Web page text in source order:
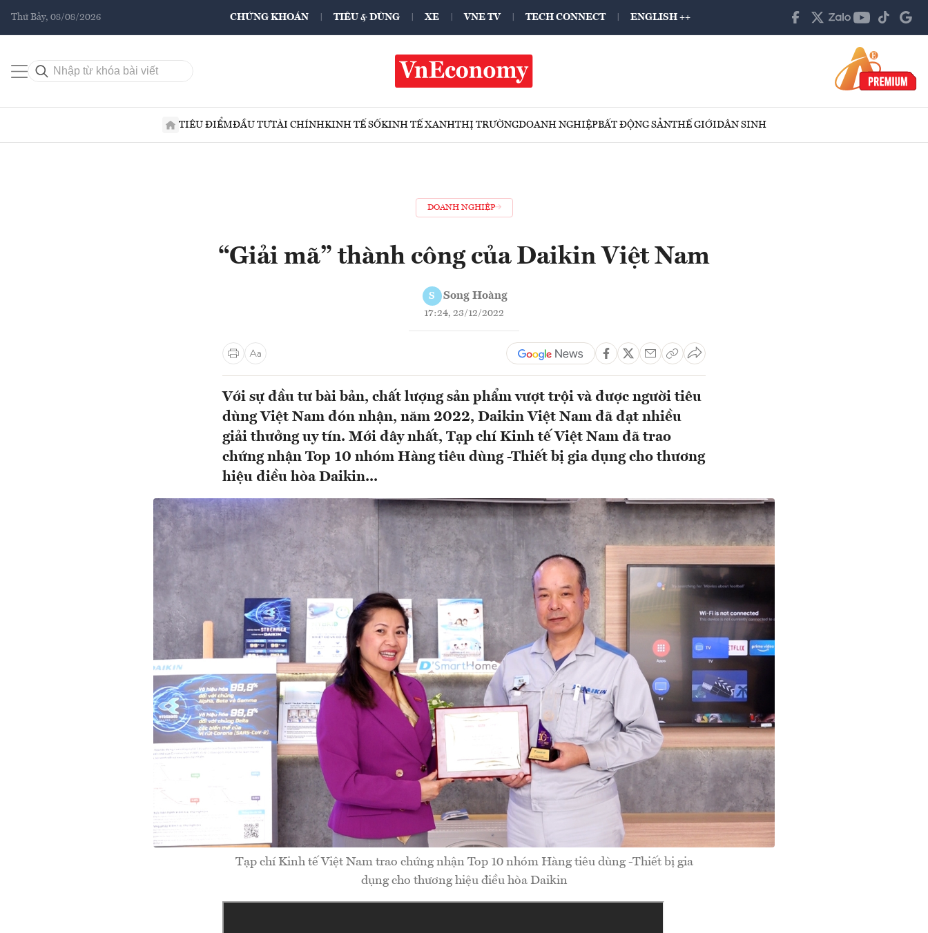
Thứ Bảy, 08/08/2026 CHỨNG KHOÁN TIÊU & DÙNG XE VNE TV TECH CONNECT ENGLISH ++
TIÊU ĐIỂMĐẦU TƯTÀI CHÍNHKINH TẾ SỐKINH TẾ XANHTHỊ TRƯỜNGDOANH NGHIỆPBẤT ĐỘNG SẢNTHẾ GIỚIDÂN SINH
DOANH NGHIỆP
“Giải mã” thành công của Daikin Việt Nam
S Song Hoàng
17:24, 23/12/2022
Với sự đầu tư bài bản, chất lượng sản phẩm vượt trội và được người tiêu
dùng Việt Nam đón nhận, năm 2022, Daikin Việt Nam đã đạt nhiều
giải thưởng uy tín. Mới đây nhất, Tạp chí Kinh tế Việt Nam đã trao
chứng nhận Top 10 nhóm Hàng tiêu dùng -Thiết bị gia dụng cho thương
hiệu điều hòa Daikin...
Tạp chí Kinh tế Việt Nam trao chứng nhận Top 10 nhóm Hàng tiêu dùng -Thiết bị gia
dụng cho thương hiệu điều hòa Daikin